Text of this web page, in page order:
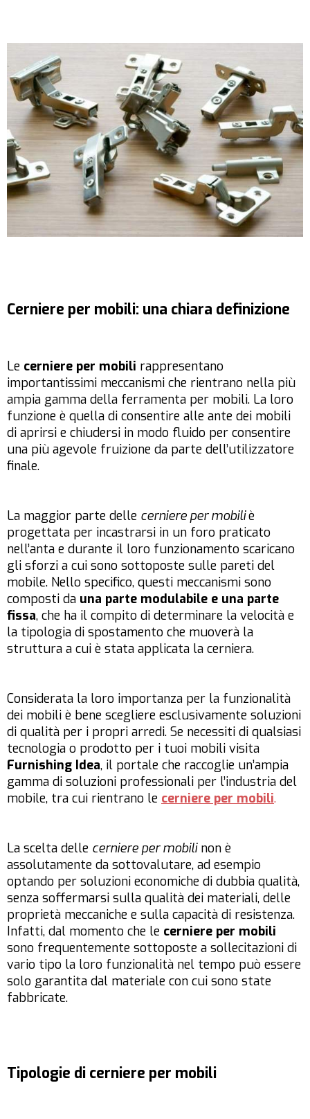
Cerniere per mobili: una chiara definizione
Le cerniere per mobili rappresentano
importantissimi meccanismi che rientrano nella più
ampia gamma della ferramenta per mobili. La loro
funzione è quella di consentire alle ante dei mobili
di aprirsi e chiudersi in modo fluido per consentire
una più agevole fruizione da parte dell’utilizzatore
finale.
La maggior parte delle cerniere per mobiliè
progettata per incastrarsi in un foro praticato
nell’anta e durante il loro funzionamento scaricano
gli sforzi a cui sono sottoposte sulle pareti del
mobile. Nello specifico, questi meccanismi sono
composti da una parte modulabile e una parte
fissa, che ha il compito di determinare la velocità e
la tipologia di spostamento che muoverà la
struttura a cui è stata applicata la cerniera.
Considerata la loro importanza per la funzionalità
dei mobili è bene scegliere esclusivamente soluzioni
di qualità per i propri arredi. Se necessiti di qualsiasi
tecnologia o prodotto per i tuoi mobili visita
Furnishing Idea, il portale che raccoglie un’ampia
gamma di soluzioni professionali per l’industria del
mobile, tra cui rientrano le cerniere per mobili.
La scelta delle cerniere per mobilinon è
assolutamente da sottovalutare, ad esempio
optando per soluzioni economiche di dubbia qualità,
senza soffermarsi sulla qualità dei materiali, delle
proprietà meccaniche e sulla capacità di resistenza.
Infatti, dal momento che le cerniere per mobili
sono frequentemente sottoposte a sollecitazioni di
vario tipo la loro funzionalità nel tempo può essere
solo garantita dal materiale con cui sono state
fabbricate.
Tipologie di cerniere per mobili